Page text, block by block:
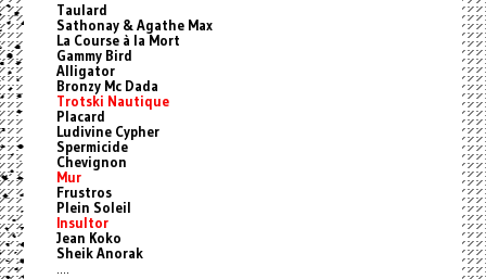
Taulard
Sathonay & Agathe Max
La Course à la Mort
Gammy Bird
Alligator
Bronzy Mc Dada
Trotski Nautique
Placard
Ludivine Cypher
Spermicide
Chevignon
Mur
Frustros
Plein Soleil
Insultor
Jean Koko
Sheik Anorak
....